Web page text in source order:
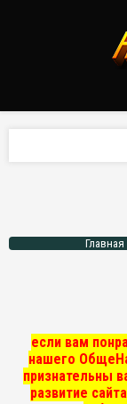
Главная
если вам
нашего
признательны
развитие